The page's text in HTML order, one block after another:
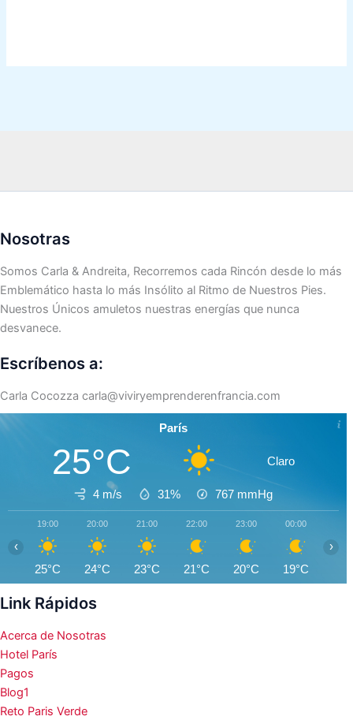
Nosotras
Somos Carla & Andreita, Recorremos cada Rincón desde lo más
Emblemático hasta lo más Insólito al Ritmo de Nuestros Pies.
Nuestros Únicos amuletos nuestras energías que nunca
desvanece.
Escríbenos a:
Carla Cocozza carla@viviryemprenderenfrancia.com
París
25°C Claro
4 m/s 31% 767 mmHg
19:00
25°C
20:00
24°C
21:00
23°C
22:00
21°C
23:00
20°C
00:00
19°C
‹ ›
Link Rápidos
Acerca de Nosotras
Hotel París
Pagos
Blog1
Reto Paris Verde